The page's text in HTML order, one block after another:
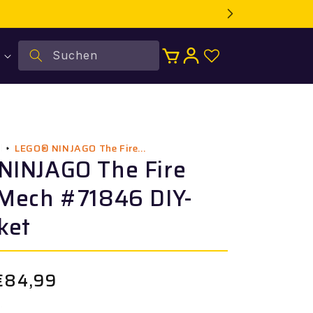
Suchen Warenkorb
Einloggen
LEGO® NINJAGO The Fire...
The Fire
#71846 DIY-